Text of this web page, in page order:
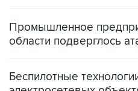
Промышленное
области подверглось
Беспилотные